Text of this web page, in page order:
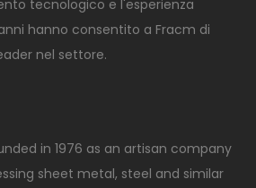
tecnologico e l'esperienza
hanno consentito a Fracm di
nel settore.
in 1976 as an artisan company
sheet metal, steel and similar